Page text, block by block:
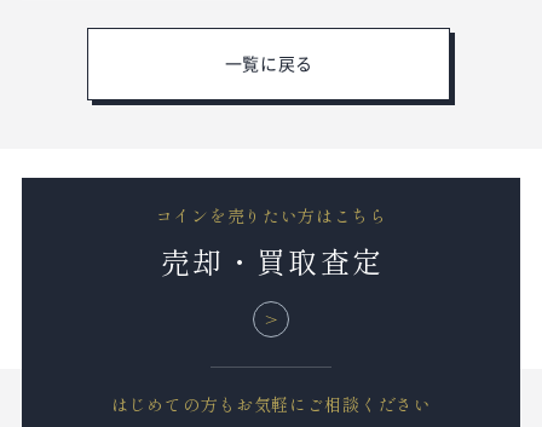
一覧に戻る
コインを売りたい方はこちら
売却・買取査定
はじめての方もお気軽にご相談ください